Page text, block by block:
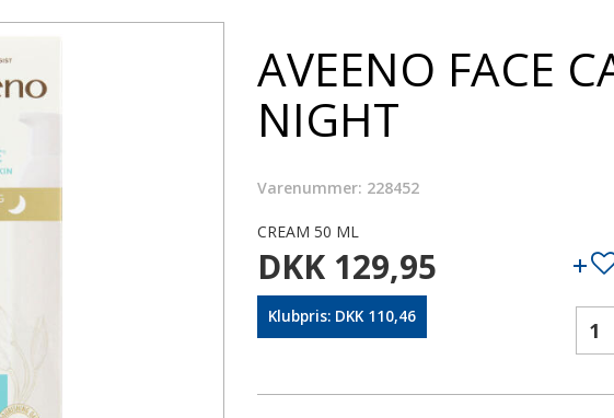
AVEENO FACE
NIGHT
Varenummer: 228452
CREAM 50 ML
DKK 129,95
Klubpris: DKK 110,46